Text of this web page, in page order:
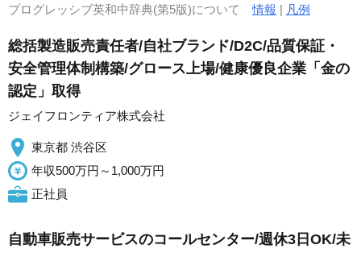
プログレッシブ英和中辞典(第5版)について情報 | 凡例
総括製造販売責任者/自社ブランド/D2C/品質保証・
安全管理体制構築/グロース上場/健康優良企業「金の
認定」取得
ジェイフロンティア株式会社
東京都 渋谷区
年収500万円～1,000万円
正社員
自動車販売サービスのコールセンター/週休3日OK/未